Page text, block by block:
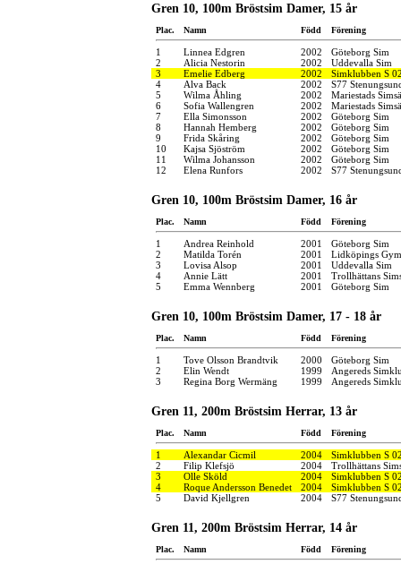
Gren 10, 100m Bröstsim Damer, 15 år
Plac. Namn Född Förening
1 Linnea Edgren 2002
Göteborg Sim
2
Alicia Nestorin 2002
Uddevalla Sim
3
Emelie Edberg 2002
Simklubben S
4
Alva Back 2002
S77
5
Wilma Åhling 2002
Mariestads
6
Sofia Wallengren 2002
Mariestads
7
Ella Simonsson 2002
Göteborg Sim
8
Hannah Hemberg 2002
Göteborg Sim
9
Frida Skåring 2002
Göteborg Sim
10
Kajsa Sjöström 2002
Göteborg Sim
11
Wilma Johansson 2002
Göteborg Sim
12
Elena Runfors 2002 S77
Gren 10, 100m Bröstsim Damer, 16 år
Plac. Namn Född Förening
1 Andrea Reinhold 2001
Göteborg Sim
2
Matilda Torén 2001
Lidköpings
3
Lovisa Alsop 2001
Uddevalla Sim
4
Annie Lätt 2001
Trollhättans
5
Emma Wennberg 2001 Göteborg Sim
Gren 10, 100m Bröstsim Damer, 17 - 18 år
Plac. Namn Född Förening
1 Tove Olsson Brandtvik 2000
Göteborg Sim
2
Elin Wendt 1999
Angereds
3
Regina Borg Wermäng 1999 Angereds
Gren 11, 200m Bröstsim Herrar, 13 år
Plac. Namn Född Förening
1 Alexandar Cicmil 2004
Simklubben S
2
Filip Klefsjö 2004
Trollhättans
3
Olle Sköld 2004
Simklubben S
4
Roque Andersson Benedet 2004
Simklubben S
5
David Kjellgren 2004 S77
Gren 11, 200m Bröstsim Herrar, 14 år
Plac. Namn Född Förening